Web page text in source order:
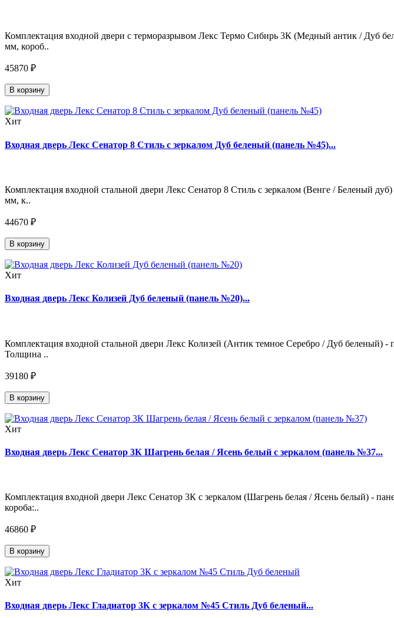
Комплектация входной двери с терморазрывом Лекс Термо Сибирь 3К (Медный антик / Дуб
мм, короб..
45870 ₽
В корзину
Хит
Входная дверь Лекс Сенатор 8 Стиль с зеркалом Дуб беленый (панель №45)...
Комплектация входной стальной двери Лекс Сенатор 8 Стиль с зеркалом (Венге / Беленый
мм, к..
44670 ₽
В корзину
Хит
Входная дверь Лекс Колизей Дуб беленый (панель №20)...
Комплектация входной стальной двери Лекс Колизей (Антик темное Серебро / Дуб
Толщина ..
39180 ₽
В корзину
Хит
Входная дверь Лекс Сенатор 3К Шагрень белая / Ясень белый с зеркалом (панель №37...
Комплектация входной двери Лекс Сенатор 3К с зеркалом (Шагрень белая / Ясень белый) -
короба:..
46860 ₽
В корзину
Хит
Входная дверь Лекс Гладиатор 3К с зеркалом №45 Стиль Дуб беленый...